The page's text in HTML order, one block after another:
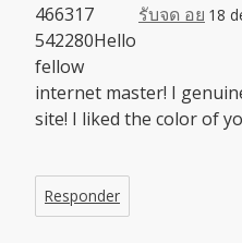
รับจด อย 18
466317
542280Hello
fellow
internet master! I
site! I liked the color of
Responder